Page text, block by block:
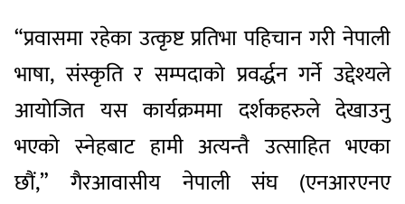
“प्रवासमा रहेका उत्कृष्ट प्रतिभा पहिचान गरी नेपाली
भाषा, संस्कृति र सम्पदाको प्रवर्द्धन गर्ने उद्देश्यले
आयोजित यस कार्यक्रममा दर्शकहरुले देखाउनु
भएको स्नेहबाट हामी अत्यन्तै उत्साहित भएका
छौं,” गैरआवासीय नेपाली संघ (एनआरएनए